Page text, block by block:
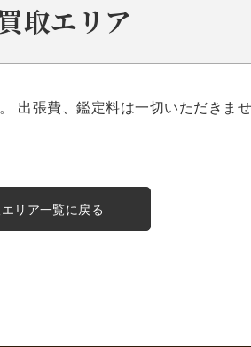
取エリア
出張費、鑑定料は一切いただきま
リア一覧に戻る